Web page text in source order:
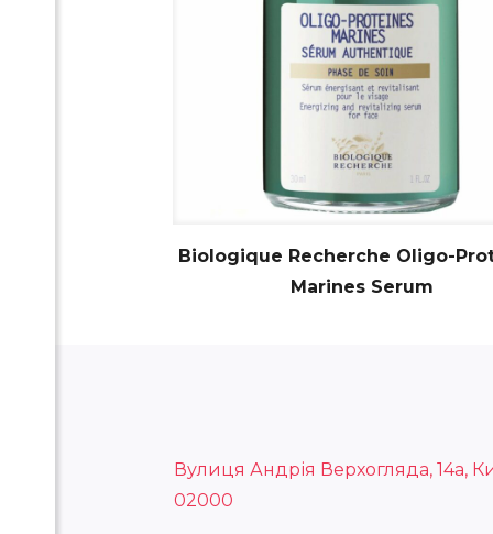
Biologique Recherche Oligo-
Marines Serum
Вулиця Андрія Верхогляда, 14а,
02000